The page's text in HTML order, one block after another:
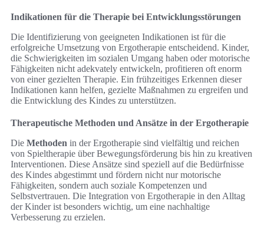
Indikationen für die Therapie bei Entwicklungsstörungen
Die Identifizierung von geeigneten Indikationen ist für die
erfolgreiche Umsetzung von Ergotherapie entscheidend. Kinder,
die Schwierigkeiten im sozialen Umgang haben oder motorische
Fähigkeiten nicht adekvately entwickeln, profitieren oft enorm
von einer gezielten Therapie. Ein frühzeitiges Erkennen dieser
Indikationen kann helfen, gezielte Maßnahmen zu ergreifen und
die Entwicklung des Kindes zu unterstützen.
Therapeutische Methoden und Ansätze in der Ergotherapie
Die Methoden in der Ergotherapie sind vielfältig und reichen
von Spieltherapie über Bewegungsförderung bis hin zu kreativen
Interventionen. Diese Ansätze sind speziell auf die Bedürfnisse
des Kindes abgestimmt und fördern nicht nur motorische
Fähigkeiten, sondern auch soziale Kompetenzen und
Selbstvertrauen. Die Integration von Ergotherapie in den Alltag
der Kinder ist besonders wichtig, um eine nachhaltige
Verbesserung zu erzielen.